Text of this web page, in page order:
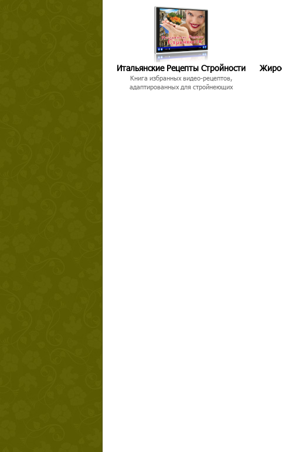
Итальянские Рецепты Стройности
Книга избранных видео-рецептов,
адаптированных для стройнеющих